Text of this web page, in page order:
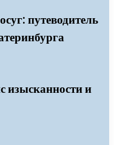
путеводитель
изысканности и